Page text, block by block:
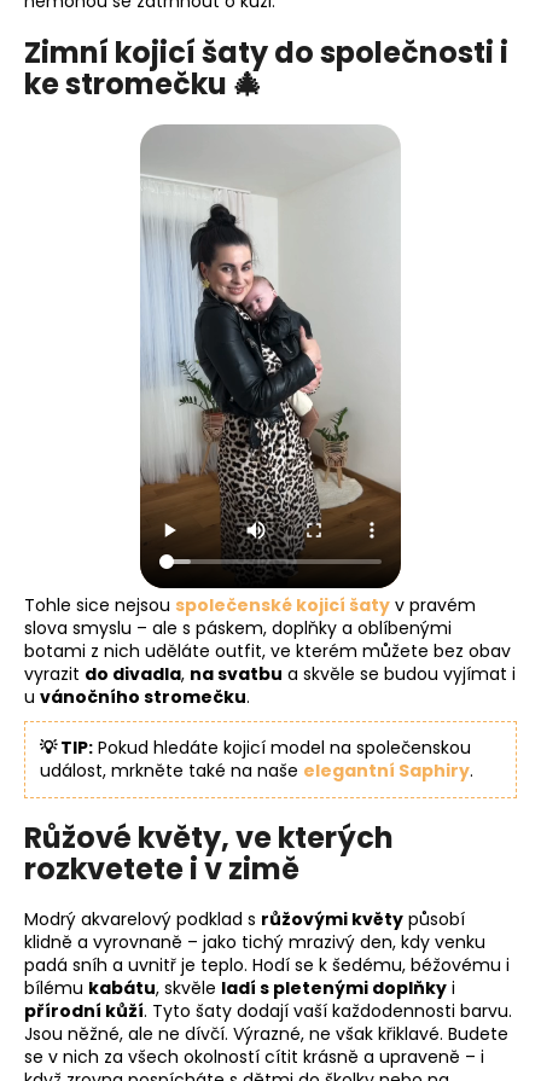
Zimní kojicí šaty do společnosti i
ke stromečku 🎄
Tohle sice nejsou společenské kojicí šaty v pravém
slova smyslu – ale s páskem, doplňky a oblíbenými
botami z nich uděláte outfit, ve kterém můžete bez obav
vyrazit do divadla, na svatbu a skvěle se budou vyjímat i
u vánočního stromečku.
💡 TIP: Pokud hledáte kojicí model na společenskou
událost, mrkněte také na naše elegantní Saphiry.
Růžové květy, ve kterých
rozkvetete i v zimě
Modrý akvarelový podklad s růžovými květy působí
klidně a vyrovnaně – jako tichý mrazivý den, kdy venku
padá sníh a uvnitř je teplo. Hodí se k šedému, béžovému i
bílému kabátu, skvěle ladí s pletenými doplňky i
přírodní kůží. Tyto šaty dodají vaší každodennosti barvu.
Jsou něžné, ale ne dívčí. Výrazné, ne však křiklavé. Budete
se v nich za všech okolností cítit krásně a upraveně – i